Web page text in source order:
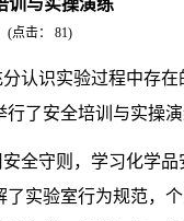
训与实操演练
(点击： 81)
认识实验过程中存
了安全培训与实操演
全守则，学习化学
实验室行为规范，